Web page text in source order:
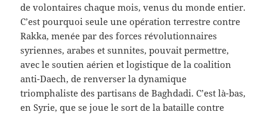
de volontaires chaque mois, venus du monde entier.
C’est pourquoi seule une opération terrestre contre
Rakka, menée par des forces révolutionnaires
syriennes, arabes et sunnites, pouvait permettre,
avec le soutien aérien et logistique de la coalition
anti-Daech, de renverser la dynamique
triomphaliste des partisans de Baghdadi. C’est là-bas,
en Syrie, que se joue le sort de la bataille contre